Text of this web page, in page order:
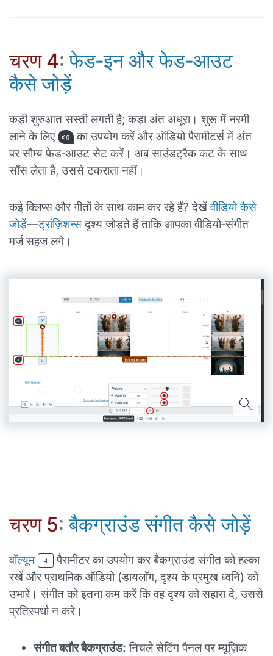
चरण 4: फेड‑इन और फेड‑आउट
कैसे जोड़ें
कड़ी शुरुआत सस्ती लगती है; कड़ा अंत अधूरा। शुरू में नरमी
लाने के लिए
का उपयोग करें और ऑडियो पैरामीटर्स में अंत
पर सौम्य फेड‑आउट सेट करें। अब साउंडट्रैक कट के साथ
साँस लेता है, उससे टकराता नहीं।
कई क्लिप्स और गीतों के साथ काम कर रहे हैं? देखेंवीडियो कैसे
जोड़ें—ट्रांज़िशन्सदृश्य जोड़ते हैं ताकि आपका वीडियो‑संगीत
मर्ज सहज लगे।
चरण 5: बैकग्राउंड संगीत कैसे जोड़ें
वॉल्यूम
पैरामीटर का उपयोग कर बैकग्राउंड संगीत को हल्का
रखें और प्राथमिक ऑडियो (डायलॉग, दृश्य के प्रमुख ध्वनि) को
उभारें। संगीत को इतना कम करें कि वह दृश्य को सहारा दे, उससे
प्रतिस्पर्धा न करे।
संगीत बतौर बैकग्राउंड: निचले सेटिंग पैनल पर म्यूज़िक